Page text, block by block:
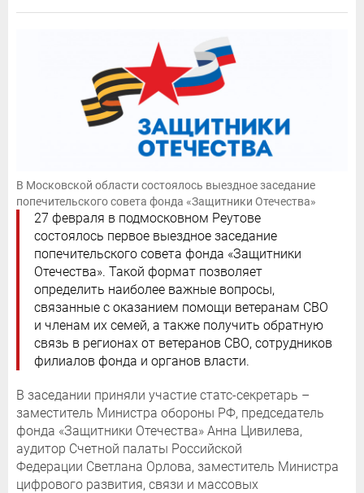
В Московской области состоялось выездное заседание
попечительского совета фонда «Защитники Отечества»
27 февраля в подмосковном Реутове
состоялось первое выездное заседание
попечительского совета фонда «Защитники
Отечества». Такой формат позволяет
определить наиболее важные вопросы,
связанные с оказанием помощи ветеранам СВО
и членам их семей, а также получить обратную
связь в регионах от ветеранов СВО, сотрудников
филиалов фонда и органов власти.
В заседании приняли участие статс-секретарь –
заместитель Министра обороны РФ, председатель
фонда «Защитники Отечества» Анна Цивилева,
аудитор Счетной палаты Российской
Федерации Светлана Орлова, заместитель Министра
цифрового развития, связи и массовых